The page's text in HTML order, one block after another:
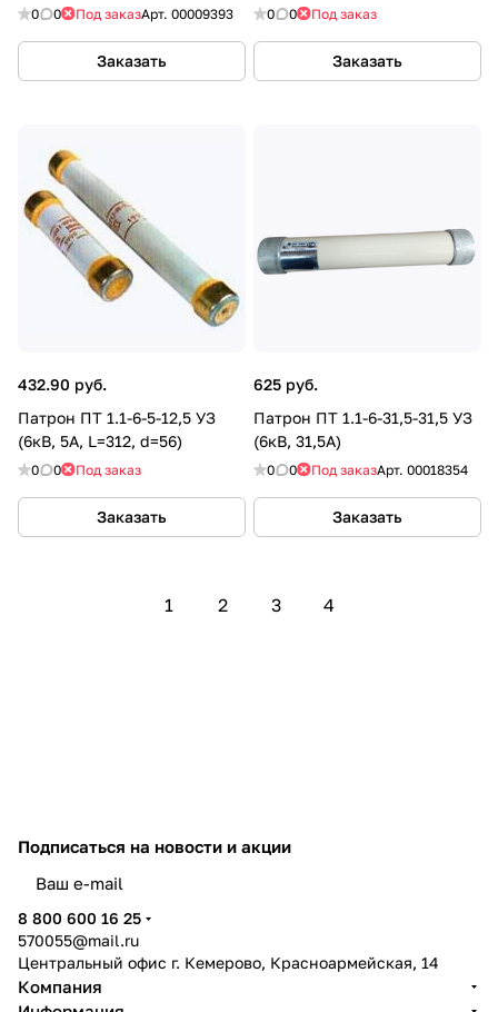
0 0 Под заказАрт. 00009393
Заказать
0 0 Под заказ
Заказать
432.90 руб.
Патрон ПТ 1.1-6-5-12,5 УЗ
(6кВ, 5А, L=312, d=56)
0 0 Под заказ
Заказать
625 руб.
Патрон ПТ 1.1-6-31,5-31,5 УЗ
(6кВ, 31,5А)
0 0 Под заказАрт. 00018354
Заказать
1 2 3 4
Подписаться на новости и акции
8 800 600 16 25
570055@mail.ru
Центральный офис г. Кемерово, Красноармейская, 14
Компания